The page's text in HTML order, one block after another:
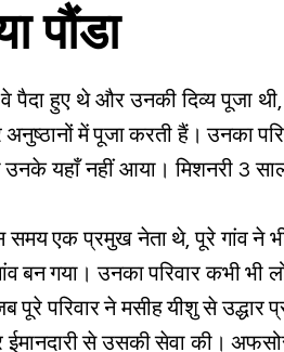
पौंडा
पैदा हुए थे और उनकी दिव्य पूजा
में पूजा करती हैं। उनका
यहाँ नहीं आया। मिशनरी 3
एक प्रमुख नेता थे, पूरे गांव ने
बन गया। उनका परिवार कभी भी
पूरे परिवार ने मसीह यीशु से उद्धार
ईमानदारी से उसकी सेवा की।